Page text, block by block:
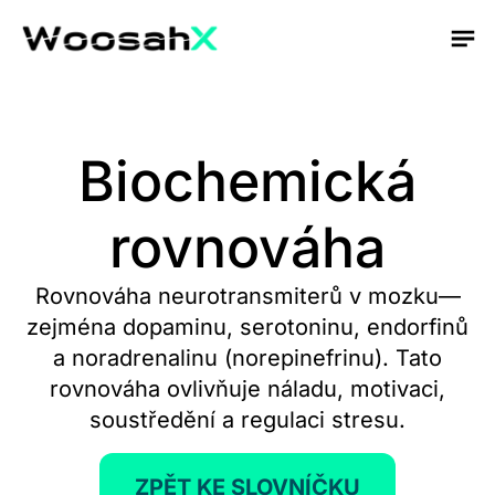
Biochemická
rovnováha
Rovnováha neurotransmiterů v mozku—
zejména dopaminu, serotoninu, endorfinů
a noradrenalinu (norepinefrinu). Tato
rovnováha ovlivňuje náladu, motivaci,
soustředění a regulaci stresu.
ZPĚT KE SLOVNÍČKU